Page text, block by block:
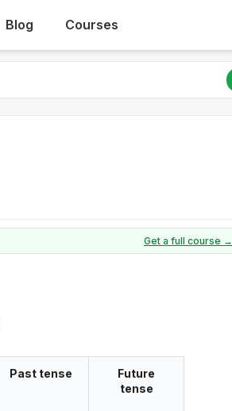
Blog Courses
Get a full course →
Past tense
Future
tense